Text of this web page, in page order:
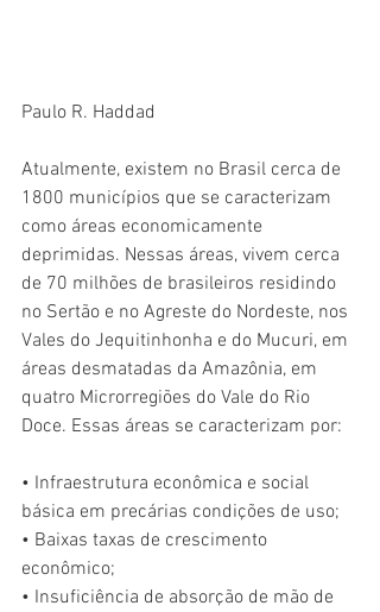
Paulo R. Haddad
Atualmente, existem no Brasil cerca de
1800 municípios que se caracterizam
como áreas economicamente
deprimidas. Nessas áreas, vivem cerca
de 70 milhões de brasileiros residindo
no Sertão e no Agreste do Nordeste, nos
Vales do Jequitinhonha e do Mucuri, em
áreas desmatadas da Amazônia, em
quatro Microrregiões do Vale do Rio
Doce. Essas áreas se caracterizam por:
• Infraestrutura econômica e social
básica em precárias condições de uso;
• Baixas taxas de crescimento
econômico;
• Insuficiência de absorção de mão de